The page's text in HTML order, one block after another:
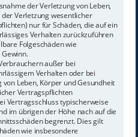
der Verletzung von Leben,
Verletzung wesentlicher
nur für Schäden, die auf ein
Verhalten zurückzuführen
Folgeschäden wie
außer bei
Verhalten oder bei
Leben, Körper und Gesundheit
Vertragspflichten
Vertragsschluss typischerweise
im übrigen der Höhe nach auf die
begrenzt. Dies gilt
wie insbesondere